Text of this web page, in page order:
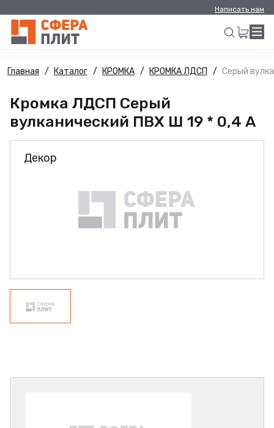
Написать нам
Искать
Главная Каталог КРОМКА КРОМКА ЛДСП Серый
Кромка ЛДСП Серый
вулканический ПВХ Ш 19 * 0,4 А
Декор